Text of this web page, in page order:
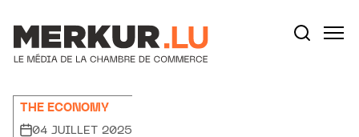
THE ECONOMY
04 JUILLET 2025